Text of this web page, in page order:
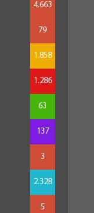
4.663
79
1.858
1.286
63
137
3
2.328
5